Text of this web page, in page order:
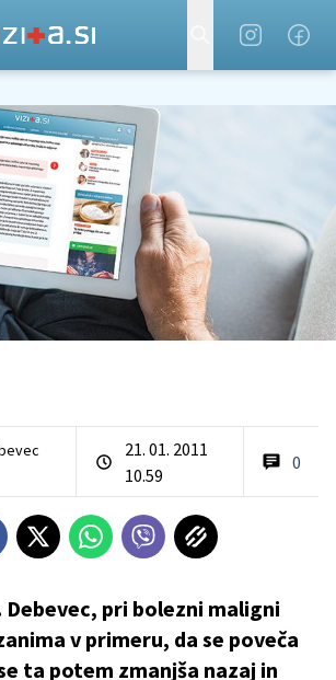
21. 01. 2011
10.59
0
pri bolezni maligni
v primeru, da se poveča
ta potem zmanjša nazaj in